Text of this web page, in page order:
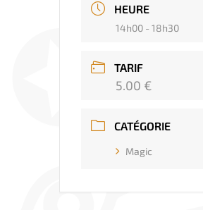
HEURE
14h00 - 18h30
TARIF
5.00 €
CATÉGORIE
Magic